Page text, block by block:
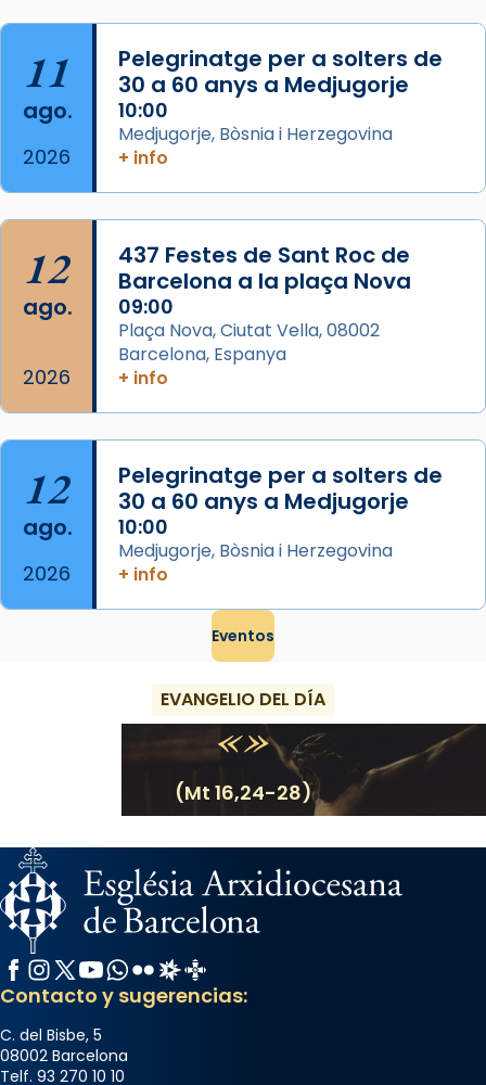
Acompanyant la història de sant Cugat, a
partir de l’Edat Mitjana sorgeix la tradició
que les santes Juliana (“relatiu a Júlia”) i
Semproniana (“relatiu a Semprònia =
eterna”) són deixebles seves. I l’any 1667, el
frare Joan Gaspar Roig, afirma en una obra
que les santes són filles de l’antiga Iluro.
Mataró en reivindicarà les relíq
Foto
View on Facebook · Share
11
ago.
2026
Pelegrinatge per a solters de
30 a 60 anys a Medjugorje
10:00
Medjugorje, Bòsnia i Herzegovina
+ info
12
ago.
2026
437 Festes de Sant Roc de
Barcelona a la plaça Nova
09:00
Plaça Nova, Ciutat Vella, 08002
Barcelona, Espanya
+ info
12
ago.
2026
Pelegrinatge per a solters de
30 a 60 anys a Medjugorje
10:00
Medjugorje, Bòsnia i Herzegovina
+ info
Eventos
EVANGELIO DEL DÍA
(Mt 16,24-28)
Facebook
Instagram
X / Twitter
YouTube
WhatsApp
FlickrRadio Estel
Catalunya Cristiana
Contacto y sugerencias:
C. del Bisbe, 5
08002 Barcelona
Telf. 93 270 10 10